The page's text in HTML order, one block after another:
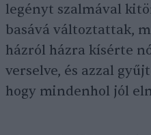
legényt szalmával
basává változtattak,
házról házra kísérte
verselve, és azzal
hogy mindenhol jól